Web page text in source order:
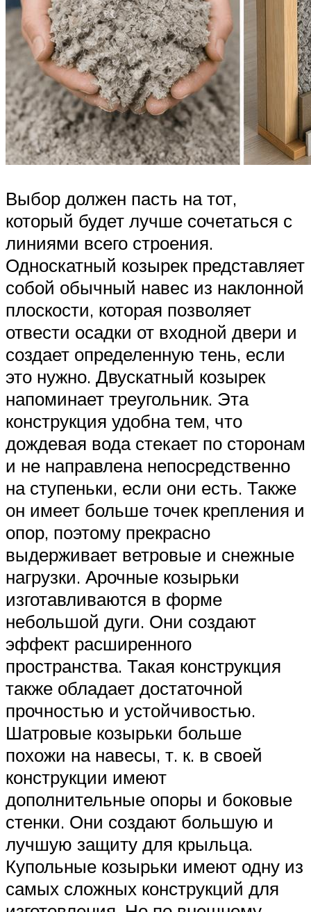
Выбор должен пасть на тот,
который будет лучше сочетаться с
линиями всего строения.
Односкатный козырек представляет
собой обычный навес из наклонной
плоскости, которая позволяет
отвести осадки от входной двери и
создает определенную тень, если
это нужно. Двускатный козырек
напоминает треугольник. Эта
конструкция удобна тем, что
дождевая вода стекает по сторонам
и не направлена непосредственно
на ступеньки, если они есть. Также
он имеет больше точек крепления и
опор, поэтому прекрасно
выдерживает ветровые и снежные
нагрузки. Арочные козырьки
изготавливаются в форме
небольшой дуги. Они создают
эффект расширенного
пространства. Такая конструкция
также обладает достаточной
прочностью и устойчивостью.
Шатровые козырьки больше
похожи на навесы, т. к. в своей
конструкции имеют
дополнительные опоры и боковые
стенки. Они создают большую и
лучшую защиту для крыльца.
Купольные козырьки имеют одну из
самых сложных конструкций для